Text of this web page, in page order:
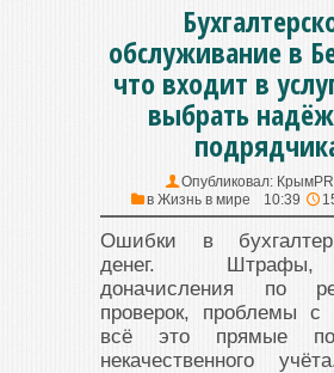
обслуживание в
что входит в
выбрать
Опубликовал:
в Жизнь в мире 10:39
Ошибки в
денег.
доначисления по
проверок, проблемы
всё это прямые
некачественного